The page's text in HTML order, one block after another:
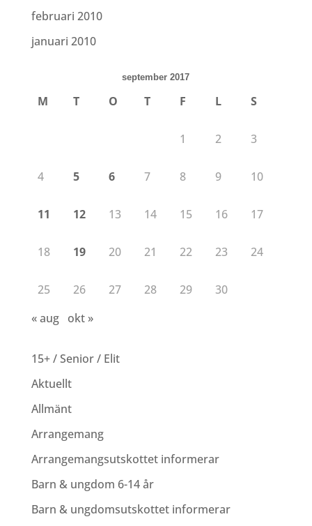
februari 2010
januari 2010
september 2017
M T O T F L S
1 2 3
4 5 6 7 8 9 10
11 12 13 14 15 16 17
18 19 20 21 22 23 24
25 26 27 28 29
30
« aug
okt »
15+ / Senior / Elit
Aktuellt
Allmänt
Arrangemang
Arrangemangsutskottet informerar
Barn & ungdom 6-14 år
Barn & ungdomsutskottet informerar